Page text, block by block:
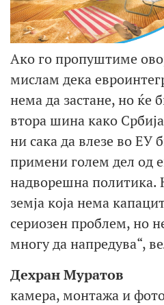
Ако го пропуштиме
мислам дека
нема да застане, но ќе
втора шина како
ни сака да влезе во ЕУ
примени голем дел од
надворешна политика.
земја која нема
сериозен проблем, но
многу да напредува“,
Дехран Муратов
камера, монтажа и